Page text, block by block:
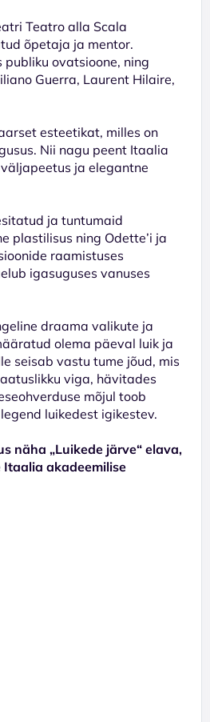
Teatro alla Scala
õpetaja ja mentor.
ovatsioone, ning
Guerra, Laurent Hilaire,
esteetikat, milles on
Nii nagu peent Itaalia
ja elegantne
ja tuntumaid
plastilisus ning Odette’i ja
raamistuses
igasuguses vanuses
draama valikute ja
olema päeval luik ja
seisab vastu tume jõud, mis
viga, hävitades
mõjul toob
luikedest igikestev.
näha „Luikede järve“ elava,
Itaalia akadeemilise